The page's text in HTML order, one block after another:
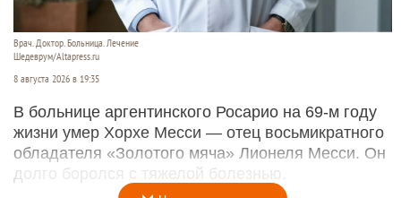
Врач. Доктор. Больница. Лечение
Шедеврум/Altapress.ru
8 августа 2026 в 19:35
В больнице аргентинского Росарио на 69-м году
жизни умер Хорхе Месси — отец восьмикратного
обладателя «Золотого мяча» Лионеля Месси. Он
долго боролся с тяжелой болезнью.